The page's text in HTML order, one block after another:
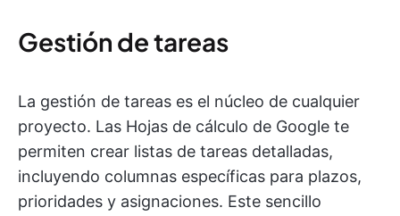
Gestión de tareas
La gestión de tareas es el núcleo de cualquier
proyecto. Las Hojas de cálculo de Google te
permiten crear listas de tareas detalladas,
incluyendo columnas específicas para plazos,
prioridades y asignaciones. Este sencillo